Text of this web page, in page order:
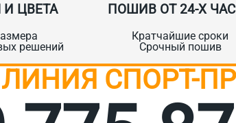
И ЦВЕТА
решений
ПОШИВ ОТ 24-Х
Кратчайшие сроки
Срочный пошив
СПОРТ-